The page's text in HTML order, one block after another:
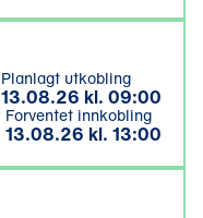
Planlagt utkobling
13.08.26 kl. 09:00
Forventet innkobling
13.08.26 kl. 13:00